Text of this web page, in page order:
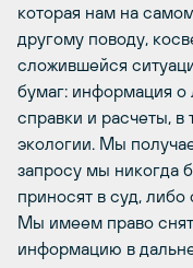
которая нам на
другому поводу,
сложившейся
бумаг: информация о
справки и расчеты,
экологии. Мы
запросу мы никогда
приносят в суд,
Мы имеем право
информацию в